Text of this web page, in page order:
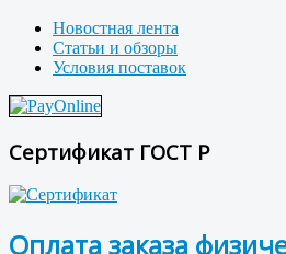
Новостная лента
Статьи и обзоры
Условия поставок
Сертификат ГОСТ Р
Оплата заказа